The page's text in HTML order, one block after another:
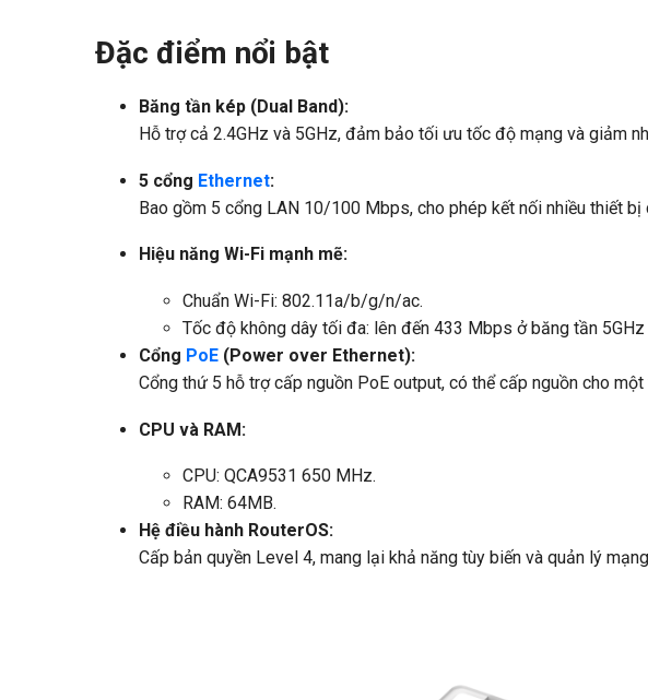
Đặc điểm nổi bật
Băng tần kép (Dual Band):
Hỗ trợ cả 2.4GHz và 5GHz, đảm bảo tối ưu tốc độ mạng và giảm
5 cổng Ethernet:
Bao gồm 5 cổng LAN 10/100 Mbps, cho phép kết nối nhiều thiết bị
Hiệu năng Wi-Fi mạnh mẽ:
Chuẩn Wi-Fi: 802.11a/b/g/n/ac.
Tốc độ không dây tối đa: lên đến 433 Mbps ở băng tần
Cổng PoE (Power over Ethernet):
Cổng thứ 5 hỗ trợ cấp nguồn PoE output, có thể cấp nguồn cho
CPU và RAM:
CPU: QCA9531 650 MHz.
RAM: 64MB.
Hệ điều hành RouterOS:
Cấp bản quyền Level 4, mang lại khả năng tùy biến và quản lý